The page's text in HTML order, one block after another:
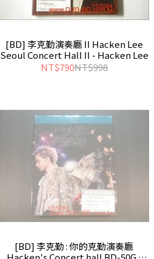
[BD] 李克勤演奏廳 II Hacken Lee
Seoul Concert Hall II - Hacken Lee
NT$790NT$998
[BD] 李克勤 : 你的克勤演奏廳